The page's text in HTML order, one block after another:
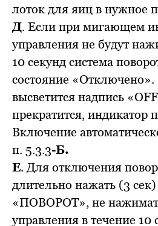
лоток для яиц в нужное
Д. Если при мигающем
управления не будут
10 секунд система
состояние «Отключено».
высветится надпись
прекратится, индикатор
Включение
п. 5.3.3-Б.
Е. Для отключения
длительно нажать (3
«ПОВОРОТ», не
управления в течение 10